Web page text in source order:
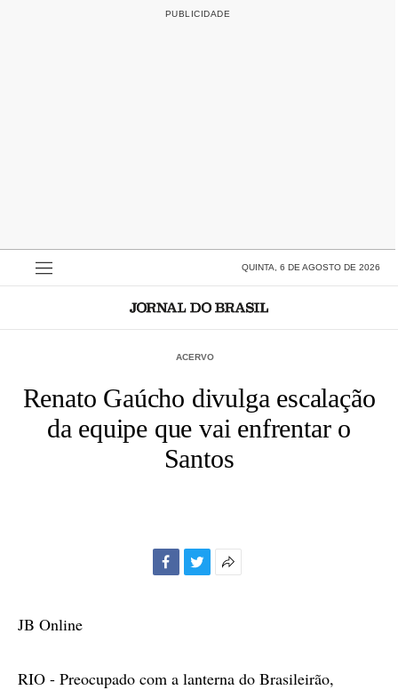
QUINTA, 6 DE AGOSTO DE 2026
ACERVO
Renato Gaúcho divulga escalação
da equipe que vai enfrentar o
Santos
JB Online
RIO - Preocupado com a lanterna do Brasileirão,